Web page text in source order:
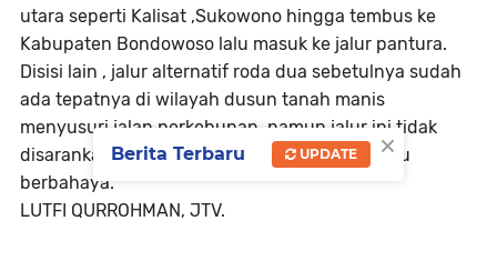
utara seperti Kalisat ,Sukowono hingga tembus ke
Kabupaten Bondowoso lalu masuk ke jalur pantura.
Disisi lain , jalur alternatif roda dua sebetulnya sudah
ada tepatnya di wilayah dusun tanah manis
menyusuri jalan perkebunan .namun jalur ini tidak
disarankan lantaran aksesnya dianggap terlalu
berbahaya.
LUTFI QURROHMAN, JTV.
×
Berita Terbaru UPDATE